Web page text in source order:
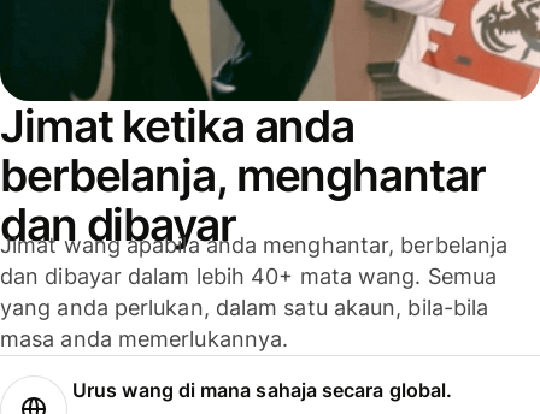
Jimat ketika anda
berbelanja, menghantar
dan dibayar
Jimat wang apabila anda menghantar, berbelanja
dan dibayar dalam lebih 40+ mata wang. Semua
yang anda perlukan, dalam satu akaun, bila-bila
masa anda memerlukannya.
Urus wang di mana sahaja secara global.